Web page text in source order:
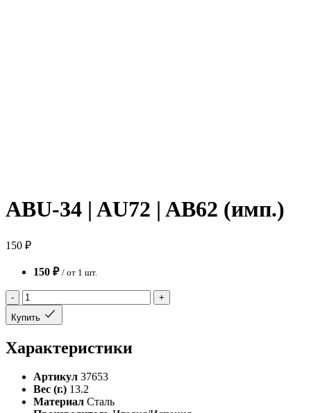
ABU-34 | AU72 | AB62 (имп.)
150 ₽
150 ₽ / от 1 шт.
-
+
Купить
Характеристики
Артикул 37653
Вес (г.) 13.2
Материал Сталь